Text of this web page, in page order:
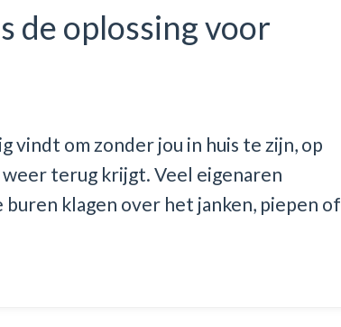
de oplossing voor
vindt om zonder jou in huis te zijn, op
terug krijgt. Veel eigenaren
klagen over het janken, piepen of